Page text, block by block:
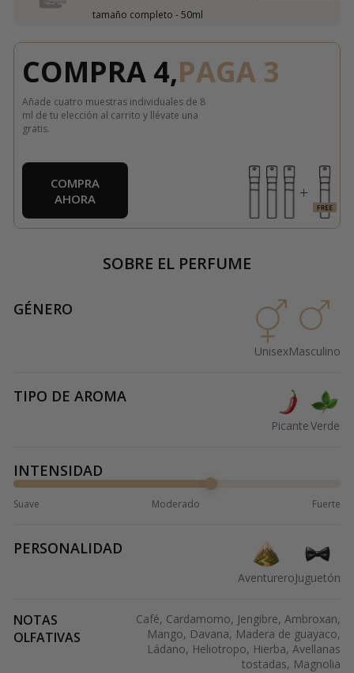
tamaño completo - 50ml
COMPRA 4,PAGA 3
Añade cuatro muestras individuales de 8
ml de tu elección al carrito y llévate una
gratis.
COMPRA
AHORA
SOBRE EL PERFUME
GÉNERO
UnisexMasculino
TIPO DE AROMA
PicanteVerde
INTENSIDAD
Suave Moderado Fuerte
PERSONALIDAD
AventureroJuguetón
NOTAS
OLFATIVAS
Café, Cardamomo, Jengibre, Ambroxan,
Mango, Davana, Madera de guayaco,
Ládano, Heliotropo, Hierba, Avellanas
tostadas, Magnolia